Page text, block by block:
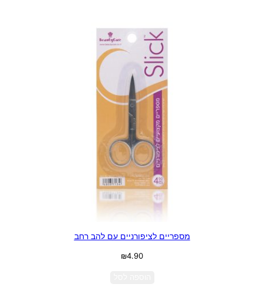
מספריים לציפורניים עם להב רחב
₪4.90